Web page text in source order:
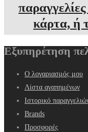
κάρτα, ή
Εξυπηρέτηση
Ο λογαριασμός μου
Λίστα αγαπημένων
Ιστορικό
Brands
Προσφορές